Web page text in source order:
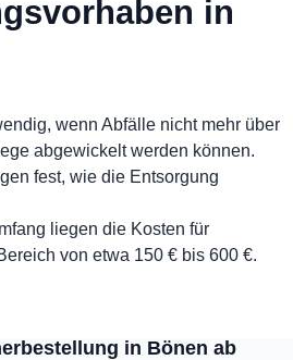
in
wenn Abfälle nicht mehr über
abgewickelt werden können.
fest, wie die Entsorgung
liegen die Kosten für
von etwa 150 € bis 600 €.
in Bönen ab